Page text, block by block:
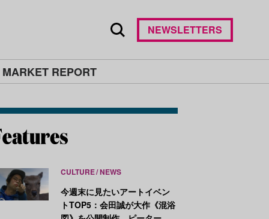
REPORT
NEWSLETTERS
CULTURE NEWS
今週末に見たいアートイベン
トTOP5：会田誠が大作《混浴